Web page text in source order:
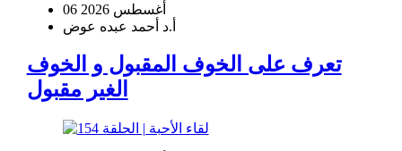
06 أغسطس 2026
أ.د أحمد عبده عوض
تعرف على الخوف المقبول و الخوف
الغير مقبول